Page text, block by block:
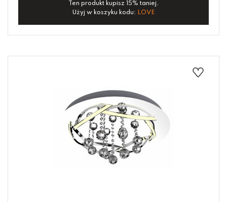
Ten produkt kupisz 15% taniej.
Użyj w koszyku kodu: LOVE